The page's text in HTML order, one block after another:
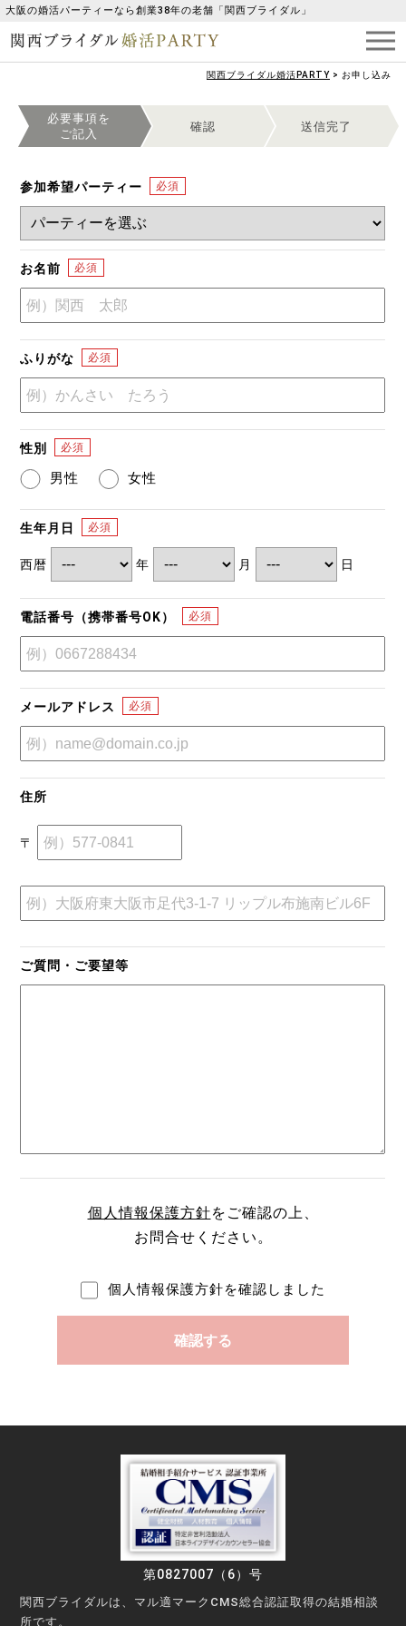
大阪の婚活パーティーなら創業38年の老舗「関西ブライダル」
関西ブライダル婚活PARTY > お申し込み
必要事項を
ご記入
確認 送信完了
参加希望パーティー
お名前
ふりがな
性別
男性 女性
生年月日
西暦 年 月 日
電話番号（携帯番号OK）
メールアドレス
住所
〒
ご質問・ご要望等
個人情報保護方針をご確認の上、
お問合せください。
個人情報保護方針を確認しました
第0827007（6）号
関西ブライダルは、マル適マークCMS総合認証取得の結婚相談
所です。